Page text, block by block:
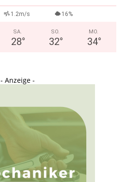
1.2m/s 16%
SA.
28°
SO.
32°
MO.
34°
- Anzeige -